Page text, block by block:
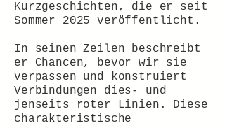
Kurzgeschichten, die er seit
Sommer 2025 veröffentlicht.
In seinen Zeilen beschreibt
er Chancen, bevor wir sie
verpassen und konstruiert
Verbindungen dies- und
jenseits roter Linien. Diese
charakteristische